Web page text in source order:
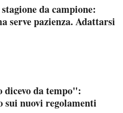
da campione:
serve pazienza. Adattarsi
dicevo da tempo":
sui nuovi regolamenti